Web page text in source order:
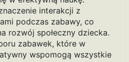
interakcji z
podczas zabawy, co
rozwój społeczny dziecka.
zabawek, które w
wspomogą wszystkie